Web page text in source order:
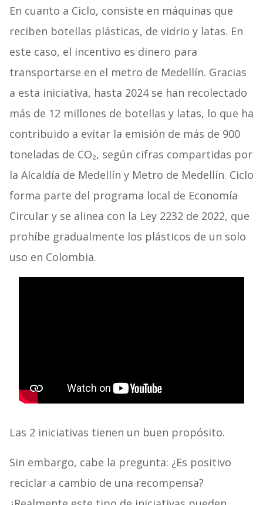
En cuanto a Ciclo, consiste en máquinas que
reciben botellas plásticas, de vidrio y latas. En
este caso, el incentivo es dinero para
transportarse en el metro de Medellín. Gracias
a esta iniciativa, hasta 2024 se han recolectado
más de 12 millones de botellas y latas, lo que ha
contribuido a evitar la emisión de más de 900
toneladas de CO₂, según cifras compartidas por
la Alcaldía de Medellín y Metro de Medellín. Ciclo
forma parte del programa local de Economía
Circular y se alinea con la Ley 2232 de 2022, que
prohíbe gradualmente los plásticos de un solo
uso en Colombia.
Las 2 iniciativas tienen un buen propósito.
Sin embargo, cabe la pregunta: ¿Es positivo
reciclar a cambio de una recompensa?